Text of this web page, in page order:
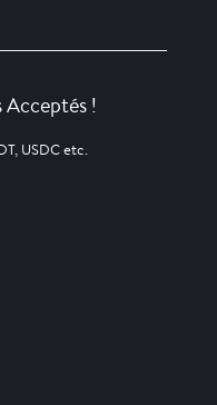
Acceptés !
USDC etc.